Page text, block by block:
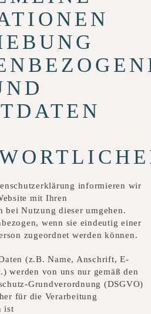
informieren wir
mit Ihren
bei Nutzung dieser umgehen.
wenn sie eindeutig einer
zugeordnet werden können.
(z.B. Name, Anschrift, E-
werden von uns nur gemäß den
Grundverordnung (DSGVO)
für die Verarbeitung
ist